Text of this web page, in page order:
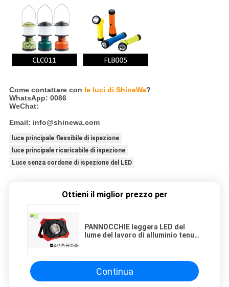
Come contattare con le luci di ShineWa?
WhatsApp: 0086
WeChat:
Email: info@shinewa.com
luce principale flessibile di ispezione
luce principale ricaricabile di ispezione
Luce senza cordone di ispezione del LED
Ottieni il miglior prezzo per
PANNOCCHIE leggera LED del
lume del lavoro di alluminio tenuto
Continua